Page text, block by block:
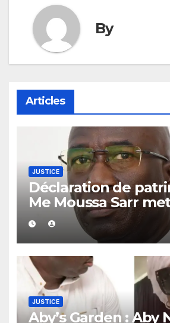
By
Articles
JUSTICE
Déclaration de
Me Moussa Sarr
les récalcitrants
JUSTICE
Aby’s Garden : Aby